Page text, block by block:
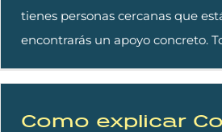
tienes personas cercanas que
encontrarás un apoyo concreto.
Como explicar